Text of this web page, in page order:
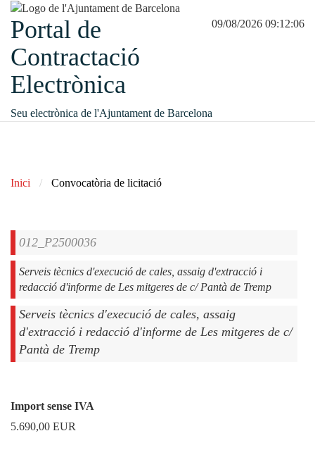
09/08/2026 09:12:06
Portal de
Contractació
Electrònica
Seu electrònica de l'Ajuntament de Barcelona
Inici Convocatòria de licitació
012_P2500036
Serveis tècnics d'execució de cales, assaig d'extracció i
redacció d'informe de Les mitgeres de c/ Pantà de Tremp
Serveis tècnics d'execució de cales, assaig
d'extracció i redacció d'informe de Les mitgeres de c/
Pantà de Tremp
Import sense IVA
5.690,00 EUR